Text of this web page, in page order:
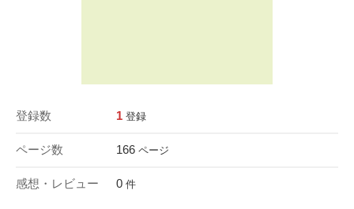
登録数 1 登録
ページ数 166 ページ
感想・レビュー 0 件